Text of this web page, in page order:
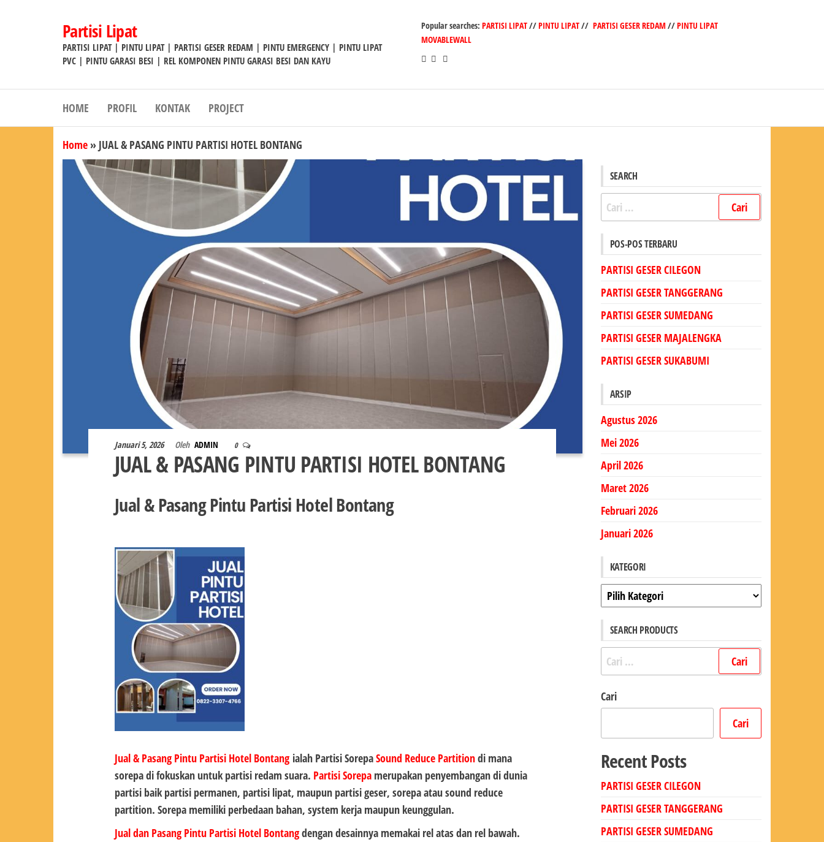
Partisi Lipat
PARTISI LIPAT | PINTU LIPAT | PARTISI GESER REDAM | PINTU EMERGENCY | PINTU LIPAT
PVC | PINTU GARASI BESI | REL KOMPONEN PINTU GARASI BESI DAN KAYU
Popular searches: PARTISI LIPAT//PINTU LIPAT// PARTISI GESER REDAM//PINTU LIPAT
MOVABLEWALL
HOME PROFIL KONTAK PROJECT
Home » JUAL & PASANG PINTU PARTISI HOTEL BONTANG
Januari 5, 2026 Oleh ADMIN 0
JUAL & PASANG PINTU PARTISI HOTEL BONTANG
Jual & Pasang Pintu Partisi Hotel Bontang
Jual & Pasang Pintu Partisi Hotel Bontangialah Partisi SorepaSound Reduce Partitiondi mana
sorepa di fokuskan untuk partisi redam suara. Partisi Sorepamerupakan penyembangan di dunia
partisi baik partisi permanen, partisi lipat, maupun partisi geser, sorepa atau sound reduce
partition. Sorepa memiliki perbedaan bahan, system kerja maupun keunggulan.
Jual dan Pasang Pintu Partisi Hotel Bontangdengan desainnya memakai rel atas dan rel bawah.
SEARCH
Cari
untuk:
POS-POS TERBARU
PARTISI GESER CILEGON
PARTISI GESER TANGGERANG
PARTISI GESER SUMEDANG
PARTISI GESER MAJALENGKA
PARTISI GESER SUKABUMI
ARSIP
Agustus 2026
Mei 2026
April 2026
Maret 2026
Februari 2026
Januari 2026
KATEGORI
Kategori
SEARCH PRODUCTS
Cari
untuk:
Cari
Cari
Recent Posts
PARTISI GESER CILEGON
PARTISI GESER TANGGERANG
PARTISI GESER SUMEDANG